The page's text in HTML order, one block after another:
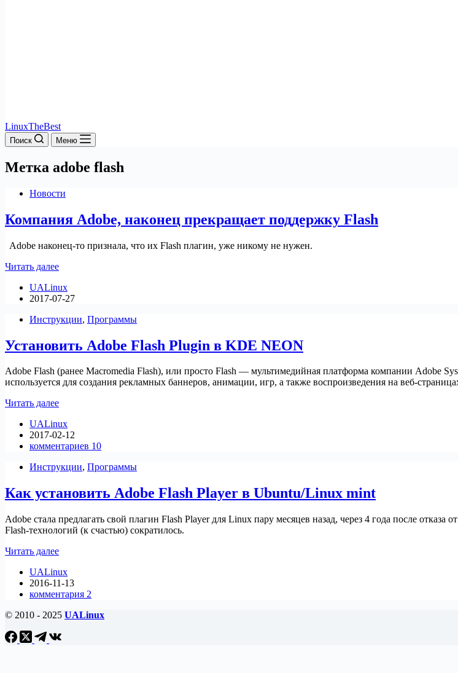
LinuxTheBest
Поиск Меню
Метка adobe flash
Новости
Компания Adobe, наконец прекращает поддержку Flash
Adobe наконец-то признала, что их Flash плагин, уже никому не нужен.
Читать далееКомпания
наконец
прекращает
Flash
UALinux
2017-07-27
Инструкции, Программы
Установить Adobe Flash Plugin в KDE NEON
Adobe Flash (ранее Macromedia Flash), или просто Flash — мультимедийная платформа компании Adobe
используется для создания рекламных баннеров, анимации, игр, а также воспроизведения на веб-
Читать далееУстановить
Flash
Plugin
в
NEON
UALinux
2017-02-12
комментариев 10
Инструкции, Программы
Как установить Adobe Flash Player в Ubuntu/Linux mint
Adobe стала предлагать свой плагин Flash Player для Linux пару месяцев назад, через 4 года после
Flash-технологий (к счастью) сократилось.
Читать далееКак
Adobe
Flash
Player
Ubuntu/Linux
UALinux
2016-11-13
комментария 2
© 2010 - 2025 UALinux